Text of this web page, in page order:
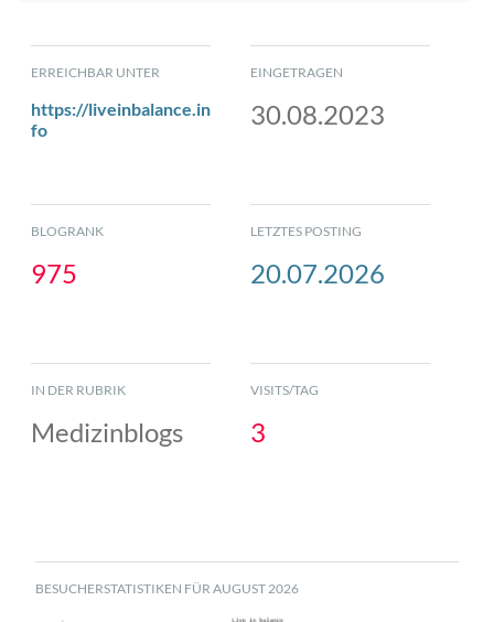
ERREICHBAR UNTER
https://liveinbalance.in
fo
EINGETRAGEN
30.08.2023
BLOGRANK
975
LETZTES POSTING
20.07.2026
IN DER RUBRIK
Medizinblogs
VISITS/TAG
3
BESUCHERSTATISTIKEN FÜR AUGUST 2026